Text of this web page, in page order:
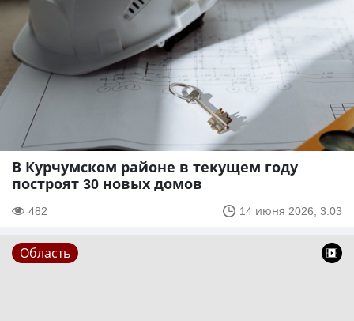
В Курчумском районе в текущем году
построят 30 новых домов
482 14 июня 2026, 3:03
Область